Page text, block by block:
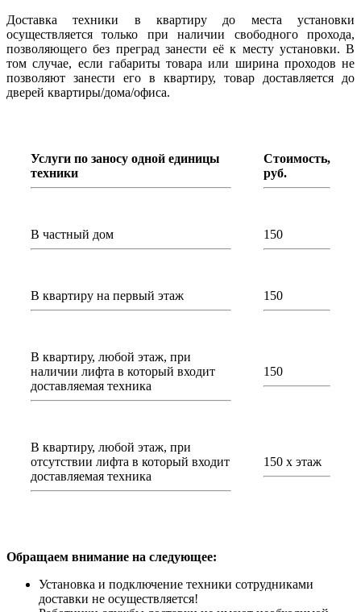
Доставка техники в квартиру до места установки
осуществляется только при наличии свободного прохода,
позволяющего без преград занести её к месту установки. В
том случае, если габариты товара или ширина проходов не
позволяют занести его в квартиру, товар доставляется до
дверей квартиры/дома/офиса.
Услуги по заносу одной единицы
техники
Стоимость,
руб.
В частный дом 150
В квартиру на первый этаж 150
В квартиру, любой этаж, при
наличии лифта в который входит
доставляемая техника
150
В квартиру, любой этаж, при
отсутствии лифта в который входит
доставляемая техника
150 х этаж
Обращаем внимание на следующее:
Установка и подключение техники сотрудниками
доставки не осуществляется!